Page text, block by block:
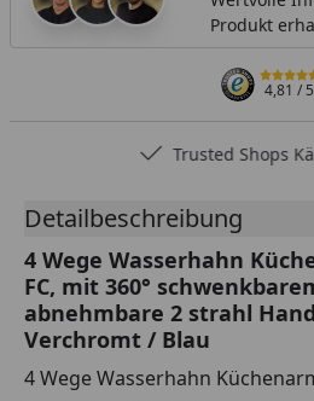
Produkt
4,81/ 5
Trusted Shops
Detailbeschreibung
4 Wege Wasserhahn
FC, mit 360°
abnehmbare 2 strahl
Verchromt / Blau
4 Wege Wasserhahn